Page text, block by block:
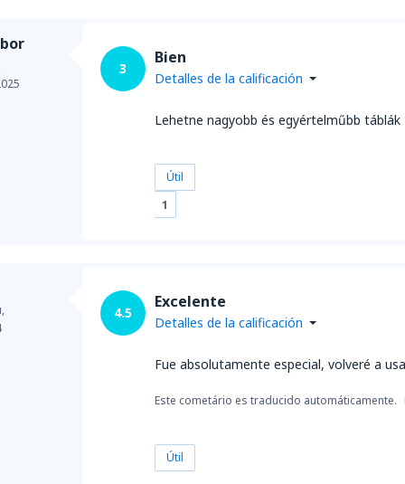
3
Bien
Detalles de la calificación
Lehetne nagyobb és egyértelműbb táblák
Útil
1
4.5
Excelente
Detalles de la calificación
Fue absolutamente especial, volveré a
Este cometário es traducido automáticamente.
Útil